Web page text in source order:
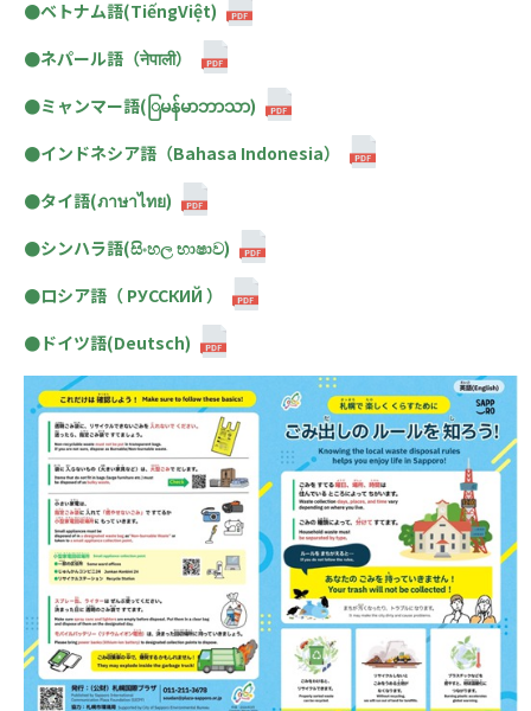
●ベトナム語(TiếngViệt)
●ネパール語（नेपाली）
●ミャンマー語(ြမန်မာဘာသာ)
●インドネシア語（Bahasa Indonesia）
●タイ語(ภาษาไทย)
●シンハラ語(සිංහල භාෂාව)
●ロシア語（ РУССКИЙ ）
●ドイツ語(Deutsch)